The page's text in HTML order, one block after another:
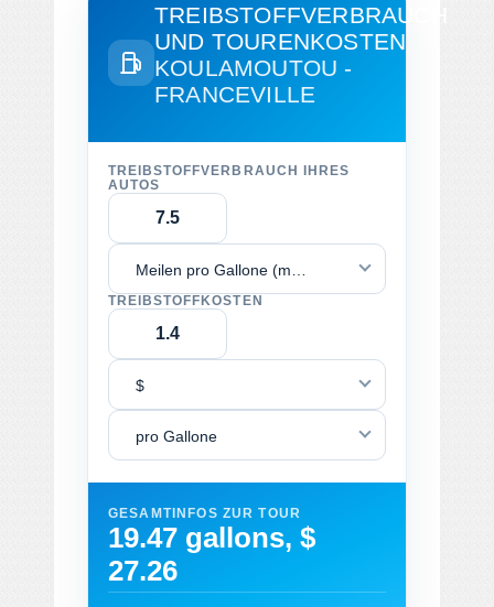
TREIBSTOFFVERBRAUCH
UND TOURENKOSTEN
KOULAMOUTOU -
FRANCEVILLE
TREIBSTOFFVERBRAUCH IHRES
AUTOS
TREIBSTOFFKOSTEN
$
pro Gallone
GESAMTINFOS ZUR TOUR
19.47 gallons, $
27.26